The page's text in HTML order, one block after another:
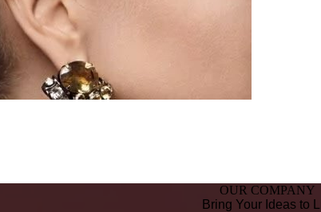
OUR COMPANY
Bring Your Ideas to